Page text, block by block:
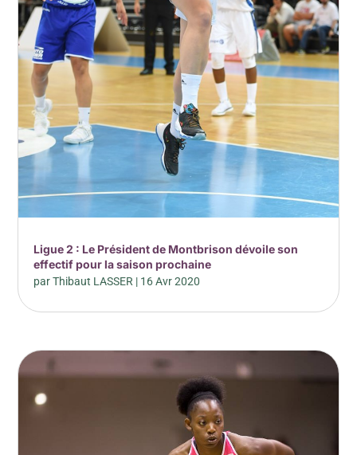
Ligue 2 : Le Président de Montbrison dévoile son
effectif pour la saison prochaine
parThibaut LASSER | 16 Avr 2020